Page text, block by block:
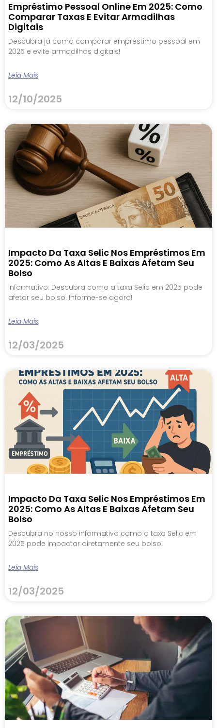
Empréstimo Pessoal Online Em 2025: Como
Comparar Taxas E Evitar Armadilhas
Digitais
Descubra já como comparar empréstimo pessoal em
2025 e evite armadilhas digitais!
Leia Mais
12/10/2025
Impacto Da Taxa Selic Nos Empréstimos Em
2025: Como As Altas E Baixas Afetam Seu
Bolso
Informativo: Descubra como a taxa Selic em 2025 pode
afetar seu bolso. Informe-se agora!
Leia Mais
12/03/2025
Impacto Da Taxa Selic Nos Empréstimos Em
2025: Como As Altas E Baixas Afetam Seu
Bolso
Descubra no nosso informativo como a taxa Selic em
2025 pode impactar diretamente seu bolso!
Leia Mais
12/03/2025